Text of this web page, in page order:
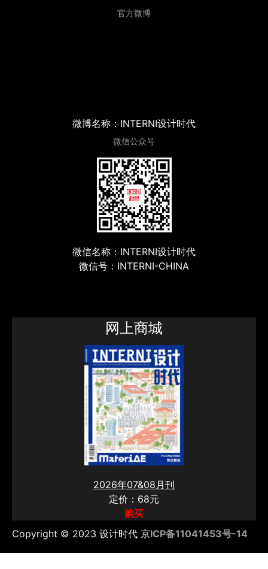
官方微博
微博名称：INTERNI设计时代
微信公众号
微信名称：INTERNI设计时代
微信号：INTERNI-CHINA
网上商城
2026年07&08月刊
定价：68元
购买
Copyright © 2023 设计时代 京ICP备11041453号-14